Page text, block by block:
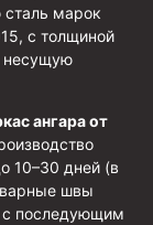
марок
с толщиной
несущую
ангара от
10–30 дней (в
швы
с последующим